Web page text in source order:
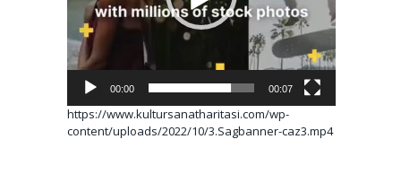
00:00 00:07
https://www.kultursanatharitasi.com/wp-
content/uploads/2022/10/3.Sagbanner-caz3.mp4